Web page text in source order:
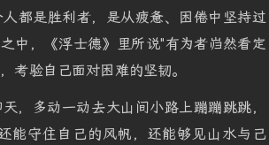
都是胜利者，是从疲惫、困倦中坚持过
中，《浮士德》里所说"有为者岿然看定
考验自己面对困难的坚韧。
，多动一动去大山间小路上蹦蹦跳跳，
能守住自己的风帆，还能够见山水与己